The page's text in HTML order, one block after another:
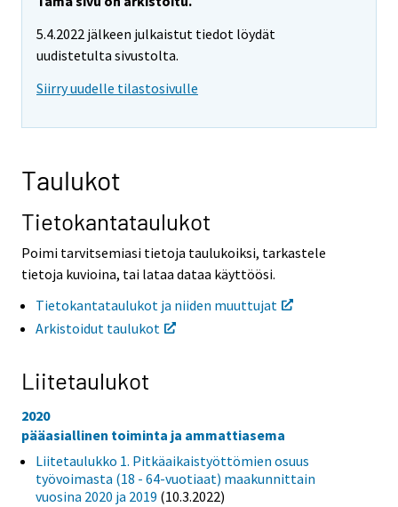
5.4.2022 jälkeen julkaistut tiedot löydät
uudistetulta sivustolta.
Siirry uudelle tilastosivulle
Taulukot
Tietokantataulukot
Poimi tarvitsemiasi tietoja taulukoiksi, tarkastele
tietoja kuvioina, tai lataa dataa käyttöösi.
Tietokantataulukot ja niiden muuttujat
Arkistoidut taulukot
Liitetaulukot
2020
pääasiallinen toiminta ja ammattiasema
Liitetaulukko 1. Pitkäaikaistyöttömien osuus
työvoimasta (18 - 64-vuotiaat) maakunnittain
vuosina 2020 ja 2019 (10.3.2022)